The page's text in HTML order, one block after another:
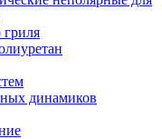
гриля
динамиков